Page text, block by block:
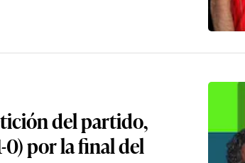
del partido,
0) por la final del